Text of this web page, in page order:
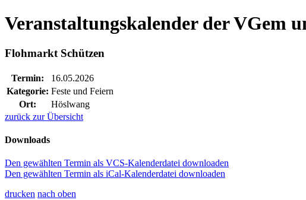
Veranstaltungskalender der VGem
Flohmarkt Schützen
Termin:
16.05.2026
Kategorie: Feste und Feiern
Ort:
Höslwang
zurück zur Übersicht
Downloads
Den gewählten Termin als VCS-Kalenderdatei downloaden
Den gewählten Termin als iCal-Kalenderdatei downloaden
drucken nach oben